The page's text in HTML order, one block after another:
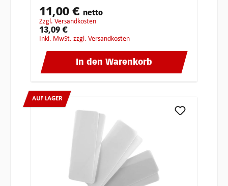
11,00 € netto
zzgl. Versandkosten
13,09 €
inkl. MwSt. zzgl. Versandkosten
In den Warenkorb
AUF LAGER